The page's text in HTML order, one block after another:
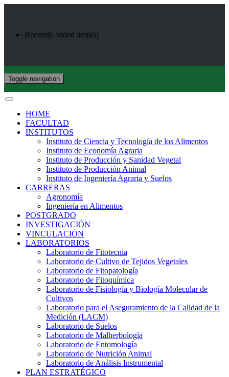
Recently added item(s)
Toggle navigation
HOME
FACULTAD
INSTITUTOS
Instituto de Ciencia y Tecnología de los Alimentos
Instituto de Economía Agraria
Instituto de Producción y Sanidad Vegetal
Instituto de Producción Animal
Instituto de Ingeniería Agraria y Suelos
CARRERAS
Agronomía
Ingeniería en Alimentos
POSTGRADO
INVESTIGACIÓN
VINCULACIÓN
LABORATORIOS
Laboratorio de Fitotecnia
Laboratorio de Cultivo de Tejidos Vegetales
Laboratorio de Fitopatología
Laboratorio de Fitoquímica
Laboratorio de Fisiología y Biología Molecular de
Cultivos
Laboratorio para el Aseguramiento de la Calidad de la
Medición (LACM)
Laboratorio de Suelos
Laboratorio de Malherbología
Laboratorio de Entomología
Laboratorio de Nutrición Animal
Laboratorio de Análisis Instrumental
PLAN ESTRATÉGICO